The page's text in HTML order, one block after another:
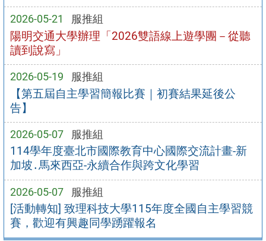
2026-05-21 服推組
陽明交通大學辦理「2026雙語線上遊學團－從聽
讀到說寫」
2026-05-19 服推組
【第五屆自主學習簡報比賽｜初賽結果延後公
告】
2026-05-07 服推組
114學年度臺北市國際教育中心國際交流計畫-新
加坡․馬來西亞-永續合作與跨文化學習
2026-05-07 服推組
[活動轉知] 致理科技大學115年度全國自主學習競
賽，歡迎有興趣同學踴躍報名